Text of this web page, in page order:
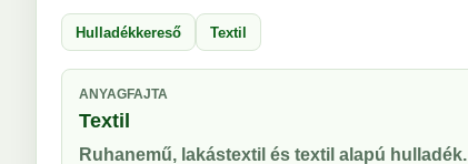
Hulladékkereső Textil
ANYAGFAJTA
Textil
Ruhanemű, lakástextil és textil alapú hulladék.